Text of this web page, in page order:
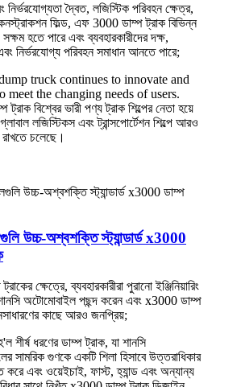
দ্বৈত, লজিস্টিক পরিবহন ক্ষেত্র,
কনস্ট্রাকশন ফিল্ড, এফ 3000 ডাম্প ট্রাক বিভিন্ন
হতে পারে এবং ব্যবহারকারীদের দক্ষ,
নির্ভরযোগ্য পরিবহন সমাধান আনতে পারে;
truck continues to innovate and
meet the changing needs of users.
বিশ্বের ভারী পণ্য ট্রাক শিল্পের নেতা হয়ে
লজিস্টিকস এবং ট্রান্সপোর্টেশন শিল্পে আরও
চলেছে।
উচ্চ-অশ্বশক্তি স্ট্যান্ডার্ড x3000
ক্ষেত্রে, ব্যবহারকারীরা পুরানো ইঞ্জিনিয়ারিং
শানসি অটোমোবাইল পছন্দ করেন এবং x3000 ডাম্প
কাছে আরও জনপ্রিয়;
ধরণের ডাম্প ট্রাক, যা শানসি
সামরিক গুণকে একটি শিলা হিসাবে উত্তরাধিকার
করে এবং ওয়েইচাই, ফাস্ট, হ্যান্ড এবং অন্যান্য